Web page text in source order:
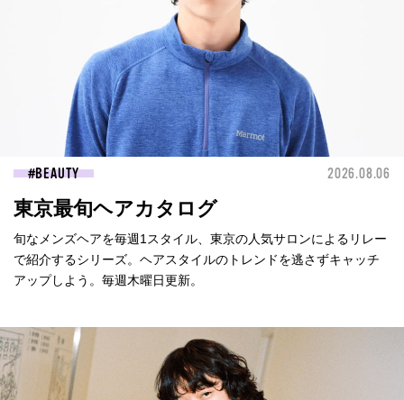
BEAUTY 2026.08.06
東京最旬ヘアカタログ
旬なメンズヘアを毎週1スタイル、東京の人気サロンによるリレー
で紹介するシリーズ。ヘアスタイルのトレンドを逃さずキャッチ
アップしよう。毎週木曜日更新。